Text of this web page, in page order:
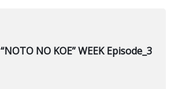
“NOTO NO KOE” WEEK Episode_3